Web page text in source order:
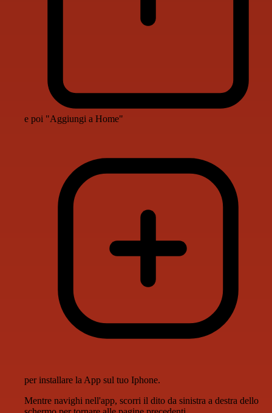
e poi "Aggiungi a Home"
per installare la App sul tuo Iphone.
Mentre navighi nell'app, scorri il dito da sinistra a destra dello